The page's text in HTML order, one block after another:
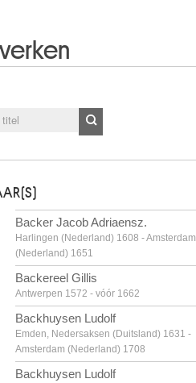
Backer Jacob Adriaensz.
Harlingen (Nederland) 1608 - Amsterdam
(Nederland) 1651
Backereel Gillis
Antwerpen 1572 - vóór 1662
Backhuysen Ludolf
Emden, Nedersaksen (Duitsland) 1631 -
Amsterdam (Nederland) 1708
Backhuysen Ludolf